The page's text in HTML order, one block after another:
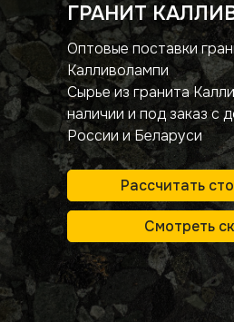
ГРАНИТ
Рассчитать
Оптовые поставки
Калливолампи
Сырье из гранита
наличии и под заказ с
России и Беларуси
Смотреть